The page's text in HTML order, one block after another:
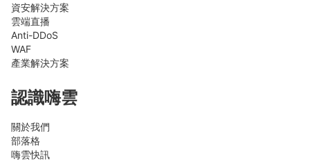
資安解決方案
雲端直播
Anti-DDoS
WAF
產業解決方案
認識嗨雲
關於我們
部落格
嗨雲快訊